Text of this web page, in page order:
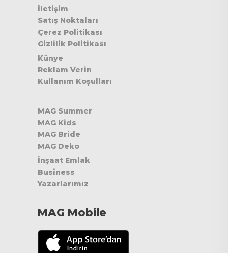
İletişim
Satış Noktaları
Çerez Politikası
Gizlilik Politikası
Künye
Reklam Verin
Kullanım Koşulları
MAG Summer
MAG Kids
MAG Bride
MAG Deko
İnşaat Emlak
Business
Yazarlarımız
MAG Mobile